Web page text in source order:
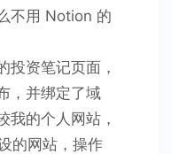
不用 Notion 的
投资笔记页面，
，并绑定了域
我的个人网站，
的网站，操作